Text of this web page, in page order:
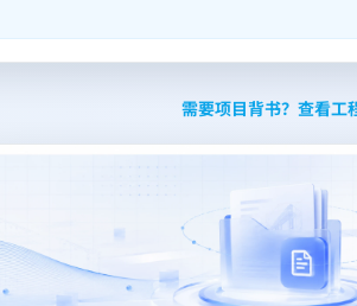
需要项目背书？查看